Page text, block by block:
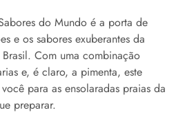
do Mundo é a porta de
e os sabores exuberantes da
Com uma combinação
e, é claro, a pimenta, este
para as ensolaradas praias da
preparar.